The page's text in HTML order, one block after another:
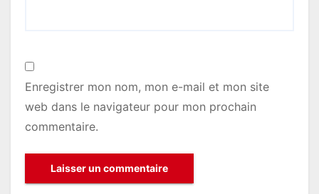
Enregistrer mon nom, mon e-mail et mon site
web dans le navigateur pour mon prochain
commentaire.